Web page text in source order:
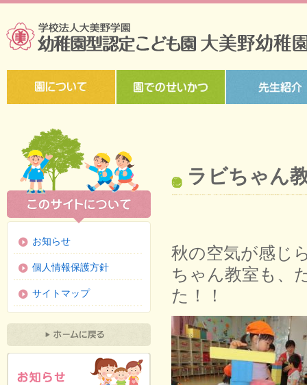
ラビちゃん
秋の空気が感じ
ちゃん教室も、
た！！
お知らせ
個人情報保護方針
サイトマップ